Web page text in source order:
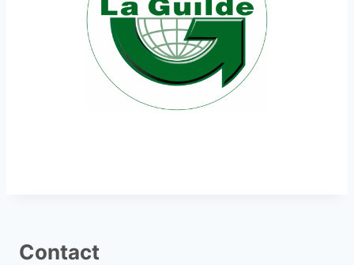
Contact